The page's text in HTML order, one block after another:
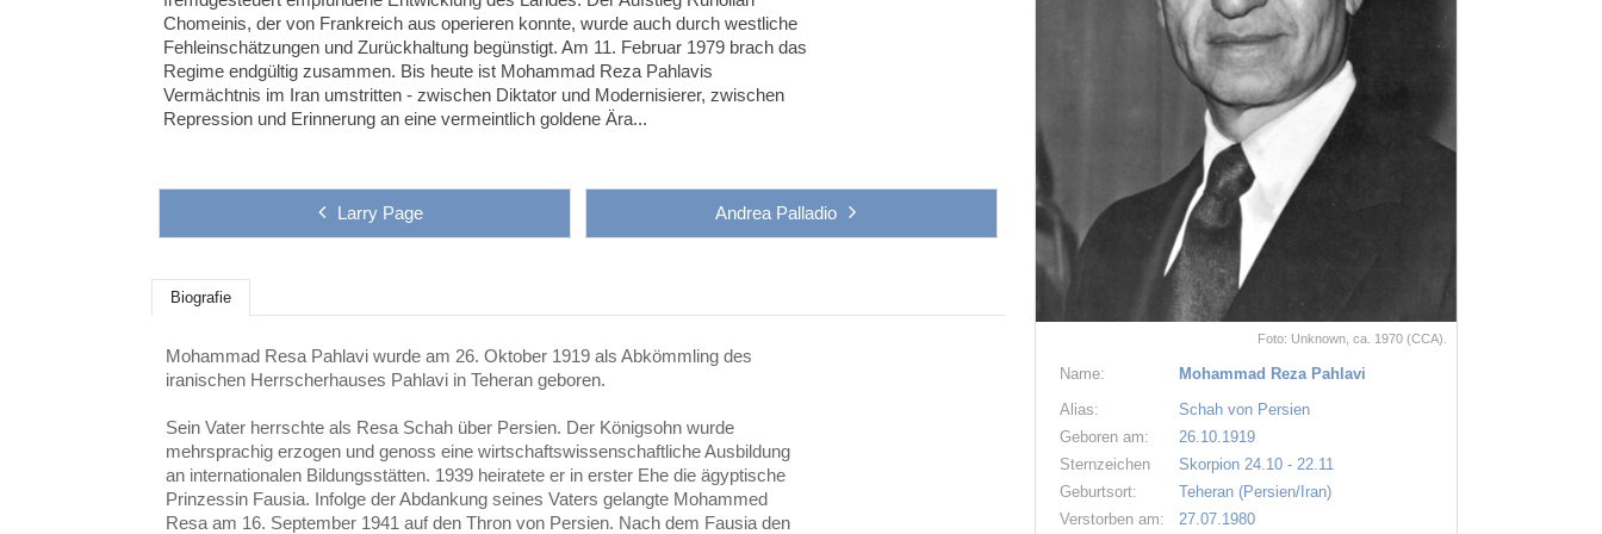
Chomeinis, der von Frankreich aus operieren konnte, wurde auch durch westliche
Fehleinschätzungen und Zurückhaltung begünstigt. Am 11. Februar 1979 brach das
Regime endgültig zusammen. Bis heute ist Mohammad Reza Pahlavis
Vermächtnis im Iran umstritten - zwischen Diktator und Modernisierer, zwischen
Repression und Erinnerung an eine vermeintlich goldene Ära...
Larry Page Andrea Palladio
Biografie
Mohammad Resa Pahlavi wurde am 26. Oktober 1919 als Abkömmling des
iranischen Herrscherhauses Pahlavi in Teheran geboren.
Sein Vater herrschte als Resa Schah über Persien. Der Königsohn wurde
mehrsprachig erzogen und genoss eine wirtschaftswissenschaftliche Ausbildung
an internationalen Bildungsstätten. 1939 heiratete er in erster Ehe die ägyptische
Prinzessin Fausia. Infolge der Abdankung seines Vaters gelangte Mohammed
Resa am 16. September 1941 auf den Thron von Persien. Nach dem Fausia den
Foto: Unknown, ca. 1970 (CCA).
Name:
Mohammad Reza Pahlavi
Alias:
Schah von Persien
Geboren am:
26.10.1919
Sternzeichen
Skorpion 24.10 - 22.11
Geburtsort:
Teheran (Persien/Iran)
Verstorben am:
27.07.1980